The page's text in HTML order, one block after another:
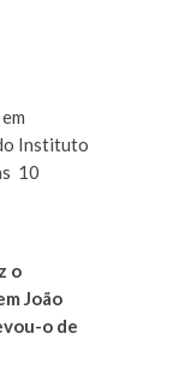
Instituto
10
o
João
o de